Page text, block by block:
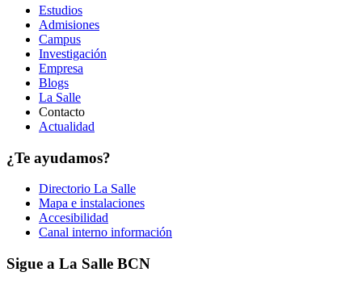
Estudios
Admisiones
Campus
Investigación
Empresa
Blogs
La Salle
Contacto
Actualidad
¿Te ayudamos?
Directorio La Salle
Mapa e instalaciones
Accesibilidad
Canal interno información
Sigue a La Salle BCN